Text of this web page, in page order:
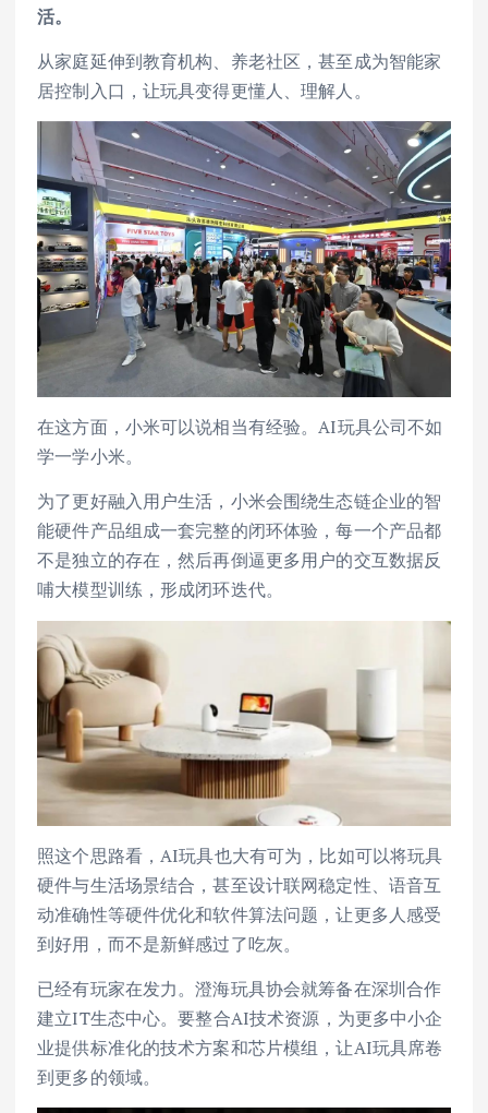
活。
从家庭延伸到教育机构、养老社区，甚至成为智能家
居控制入口，让玩具变得更懂人、理解人。
在这方面，小米可以说相当有经验。AI玩具公司不如
学一学小米。
为了更好融入用户生活，小米会围绕生态链企业的智
能硬件产品组成一套完整的闭环体验，每一个产品都
不是独立的存在，然后再倒逼更多用户的交互数据反
哺大模型训练，形成闭环迭代。
照这个思路看，AI玩具也大有可为，比如可以将玩具
硬件与生活场景结合，甚至设计联网稳定性、语音互
动准确性等硬件优化和软件算法问题，让更多人感受
到好用，而不是新鲜感过了吃灰。
已经有玩家在发力。澄海玩具协会就筹备在深圳合作
建立IT生态中心。要整合AI技术资源，为更多中小企
业提供标准化的技术方案和芯片模组，让AI玩具席卷
到更多的领域。